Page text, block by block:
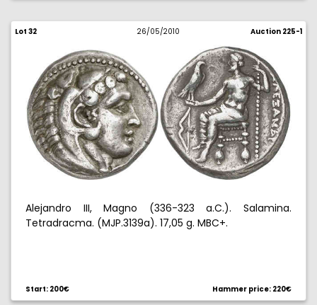
Lot 32 26/05/2010 Auction 225-1
Alejandro III, Magno (336-323 a.C.). Salamina.
Tetradracma. (MJP.3139a). 17,05 g. MBC+.
Start: 200€ Hammer price: 220€